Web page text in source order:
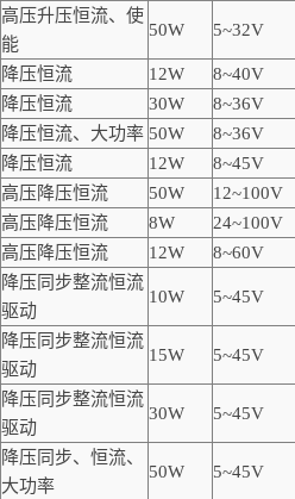
高压升压恒流、使
能
50W 5~32V
降压恒流 12W
8~40V
降压恒流 30W
8~36V
降压恒流、大功率 50W
8~36V
降压恒流 12W
8~45V
高压降压恒流 50W
12~100V
高压降压恒流 8W
24~100V
高压降压恒流 12W 8~60V
降压同步整流恒流
驱动
10W 5~45V
降压同步整流恒流
驱动
15W 5~45V
降压同步整流恒流
驱动
30W 5~45V
降压同步、恒流、
大功率
50W 5~45V